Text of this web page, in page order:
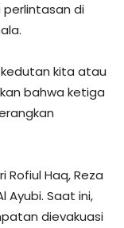
di
kita atau
bahwa ketiga
Rofiul Haq, Reza
Ayubi. Saat ini,
dievakuasi